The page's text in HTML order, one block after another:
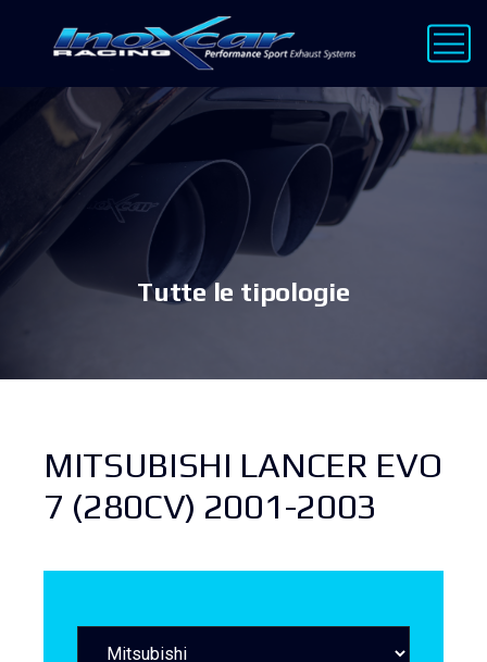
Tutte le tipologie
MITSUBISHI LANCER EVO
7 (280CV) 2001-2003